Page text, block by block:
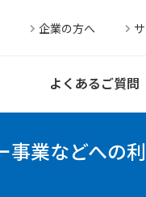
よくあるご質問
企業の方へ
業などへの